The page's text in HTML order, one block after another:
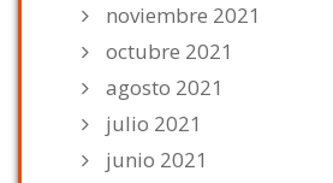
noviembre 2021
octubre 2021
agosto 2021
julio 2021
junio 2021